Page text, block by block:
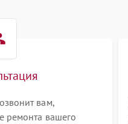
вам,
ремонта вашего